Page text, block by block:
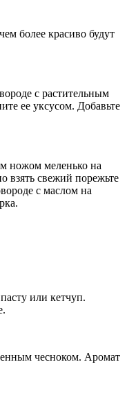
более красиво будут
с растительным
ее уксусом. Добавьте
ножом меленько на
взять свежий порежьте
с маслом на
или кетчуп.
чесноком. Аромат